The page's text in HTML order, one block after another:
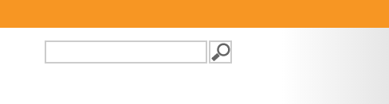
FORMULAIRE DE